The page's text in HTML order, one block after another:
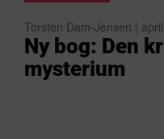
Torsten Dam-Jensen |
Ny bog: Den
mysterium